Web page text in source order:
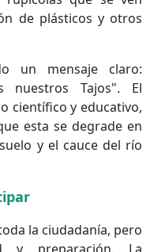
de plásticos y otros
un mensaje claro:
nuestros Tajos". El
científico y educativo,
esta se degrade en
y el cauce del río
la ciudadanía, pero
y preparación. La